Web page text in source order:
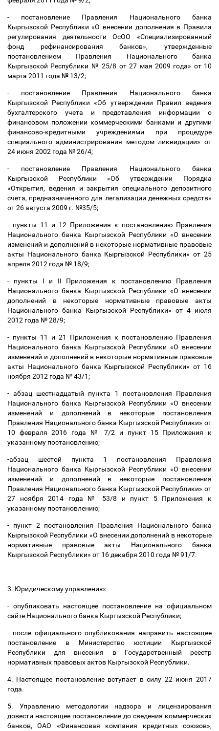
- постановление Правления Национального банка
Кыргызской Республики «О внесении дополнения в Правила
регулирования деятельности ОсОО «Специализированный
фонд рефинансирования банков», утвержденные
постановлением Правления Национального банка
Кыргызской Республики № 25/8 от 27 мая 2009 года» от 10
марта 2011 года № 13/2;
- постановление Правления Национального банка
Кыргызской Республики «Об утверждении Правил ведения
бухгалтерского учета и представления информации о
финансовом положении коммерческими банками и другими
финансово-кредитными учреждениями при процедуре
специального администрирования методом ликвидации» от
24 июня 2002 года № 26/4;
- постановление Правления Национального банка
Кыргызской Республики «Об утверждении Порядка
«Открытия, ведения и закрытия специального депозитного
счета, предназначенного для легализации денежных средств»
от 26 августа 2009 г. №35/5;
- пункты 11 и 12 Приложения к постановлению Правления
Национального банка Кыргызской Республики «О внесении
изменений и дополнений в некоторые нормативные правовые
акты Национального банка Кыргызской Республики» от 25
апреля 2012 года № 18/9;
- пункты I и II Приложения к постановлению Правления
Национального банка Кыргызской Республики «О внесении
дополнений в некоторые нормативные правовые акты
Национального банка Кыргызской Республики» от 4 июля
2012 года № 28/9;
- пункты 11 и 21 Приложения к постановлению Правления
Национального банка Кыргызской Республики «О внесении
изменений и дополнений в некоторые нормативные правовые
акты Национального банка Кыргызской Республики» от 16
ноября 2012 года № 43/1;
- абзац шестнадцатый пункта 1 постановления Правления
Национального банка Кыргызской Республики «О внесении
изменений и дополнений в некоторые постановления
Правления Национального банка Кыргызской Республики» от
10 февраля 2016 года № 7/2 и пункт 15 Приложения к
указанному постановлению;
-абзац шестой пункта 1 постановления Правления
Национального банка Кыргызской Республики «О внесении
изменений и дополнений в некоторые постановления
Правления Национального банка Кыргызской Республики» от
27 ноября 2014 года № 53/8 и пункт 5 Приложения к
указанному постановлению;
- пункт 2 постановления Правления Национального банка
Кыргызской Республики «О внесении дополнений в некоторые
нормативные правовые акты Национального банка
Кыргызской Республики» от 16 декабря 2010 года № 91/7.
3. Юридическому управлению:
- опубликовать настоящее постановление на официальном
сайте Национального банка Кыргызской Республики;
- после официального опубликования направить настоящее
постановление в Министерство юстиции Кыргызской
Республики для внесения в Государственный реестр
нормативных правовых актов Кыргызской Республики.
4. Настоящее постановление вступает в силу 22 июня 2017
года.
5. Управлению методологии надзора и лицензирования
довести настоящее постановление до сведения коммерческих
банков, ОАО «Финансовая компания кредитных союзов»,